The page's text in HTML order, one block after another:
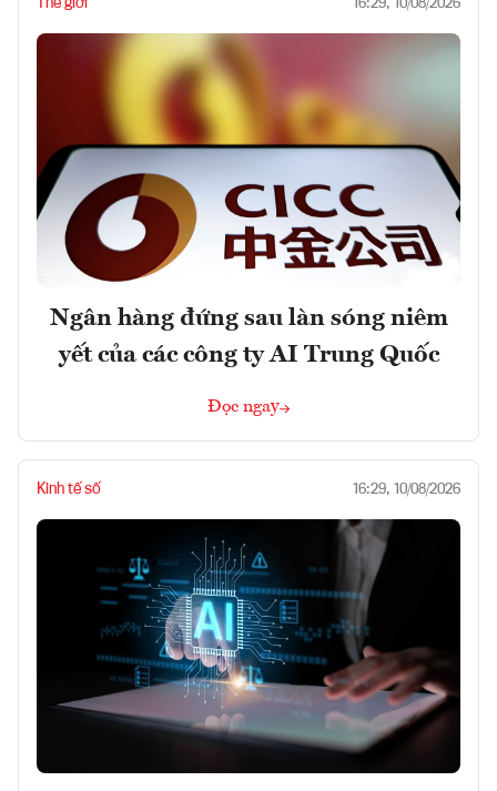
Thế giới 16:29, 10/08/2026
Ngân hàng đứng sau làn sóng niêm
yết của các công ty AI Trung Quốc
Đọc ngay
Kinh tế số 16:29, 10/08/2026